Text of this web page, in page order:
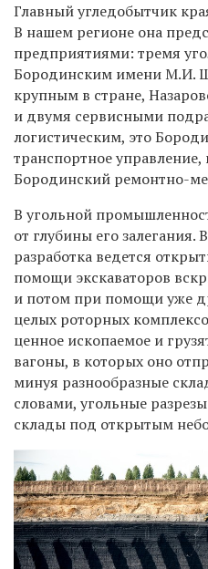
Главный угледобытчик
В нашем регионе она
предприятиями: тремя
Бородинским имени М.И.
крупным в стране,
и двумя сервисными
логистическим, это
транспортное
Бородинский ремонтно-
В угольной
от глубины его залегания.
разработка ведется
помощи экскаваторов
и потом при помощи уже
целых роторных
ценное ископаемое и
вагоны, в которых оно
минуя разнообразные
словами, угольные
склады под открытым